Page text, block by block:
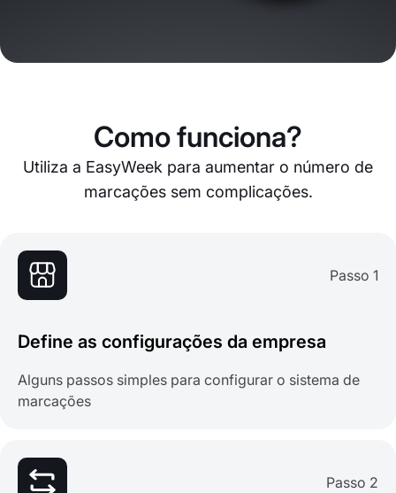
Como funciona?
Utiliza a EasyWeek para aumentar o número de
marcações sem complicações.
Passo 1
Define as configurações da empresa
Alguns passos simples para configurar o sistema de
marcações
Passo 2